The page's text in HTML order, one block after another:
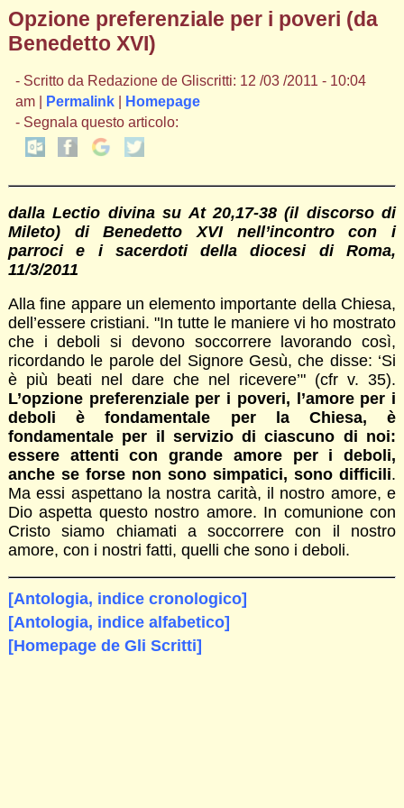
Opzione preferenziale per i poveri (da
Benedetto XVI)
- Scritto da Redazione de Gliscritti: 12 /03 /2011 - 10:04
am |
Permalink|
Homepage
- Segnala questo articolo:
dalla Lectio divina su At 20,17-38 (il discorso di
Mileto) di Benedetto XVI nell’incontro con i
parroci e i sacerdoti della diocesi di Roma,
11/3/2011
Alla fine appare un elemento importante della Chiesa,
dell’essere cristiani. "In tutte le maniere vi ho mostrato
che i deboli si devono soccorrere lavorando così,
ricordando le parole del Signore Gesù, che disse: ‘Si
è più beati nel dare che nel ricevere’" (cfr v. 35).
L’opzione preferenziale per i poveri, l’amore per i
deboli è fondamentale per la Chiesa, è
fondamentale per il servizio di ciascuno di noi:
essere attenti con grande amore per i deboli,
anche se forse non sono simpatici, sono difficili.
Ma essi aspettano la nostra carità, il nostro amore, e
Dio aspetta questo nostro amore. In comunione con
Cristo siamo chiamati a soccorrere con il nostro
amore, con i nostri fatti, quelli che sono i deboli.
[Antologia, indice cronologico]
[Antologia, indice alfabetico]
[Homepage de Gli Scritti]